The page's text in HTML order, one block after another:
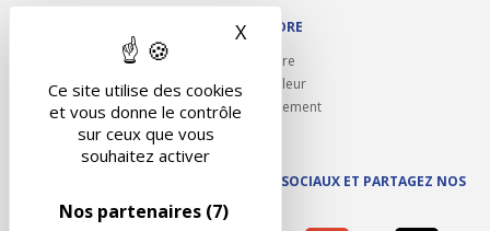
Ce site utilise des cookies
et vous donne le contrôle
sur ceux que vous
souhaitez activer
Nos partenaires (7)
X Masquer le bandeau des
NOUS REJOINDRE
Ouvrir un centre
Devenez contrôleur
Carrières et recrutement
SUIVEZ AUTOVISION SUR LES RÉSEAUX SOCIAUX ET PARTAGEZ NOS
ACTUS